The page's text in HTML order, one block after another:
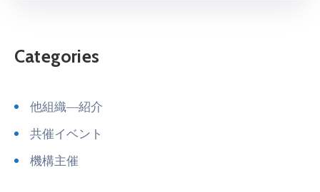
Categories
他組織―紹介
共催イベント
機構主催